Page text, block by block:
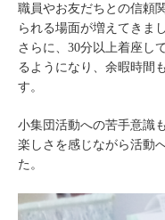
職員やお友だちとの信頼
られる場面が増えてきまし
さらに、30分以上着座し
るようになり、余暇時間
す。
小集団活動への苦手意識
楽しさを感じながら活動
た。